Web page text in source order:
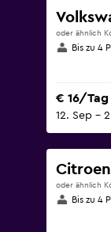
oder ähnlich
Bis zu 4
€ 16/Tag
12. Sep –
oder ähnlich
Bis zu 4